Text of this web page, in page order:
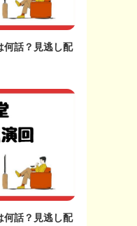
何話？見逃し配
何話？見逃し配